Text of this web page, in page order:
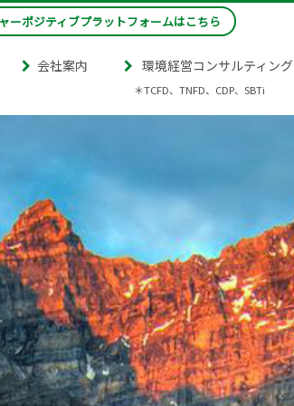
ーポジティブプラットフォームはこちら
会社案内 環境経営コンサルティング
＊TCFD、TNFD、CDP、SBTi